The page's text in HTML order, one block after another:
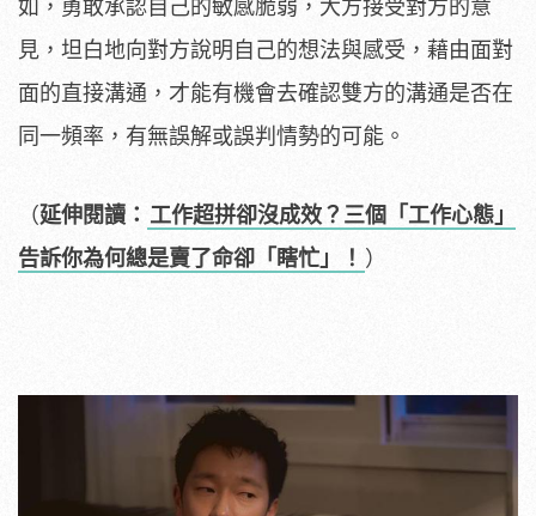
如，勇敢承認自己的敏感脆弱，大方接受對方的意
見，坦白地向對方說明自己的想法與感受，藉由面對
面的直接溝通，才能有機會去確認雙方的溝通是否在
同一頻率，有無誤解或誤判情勢的可能。
（延伸閱讀： 工作超拼卻沒成效？三個「工作心態」
告訴你為何總是賣了命卻「瞎忙」！ ）